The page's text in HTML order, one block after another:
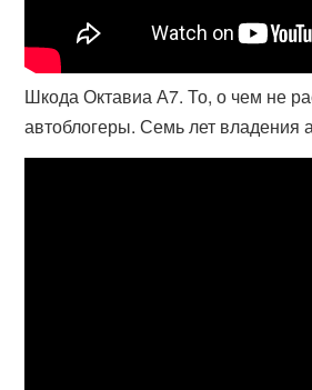
Шкода Октавиа А7. То, о чем не
автоблогеры. Семь лет владения